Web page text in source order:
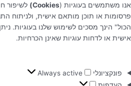
אנו משתמשים בעוגיות (Cookies)
לשיפור
פרסומות או תוכן מותאם אישית, ולניתוח
הכול" הינך מסכים לשימוש שלנו בעוגיות.
אישית או לדחות עוגיות שאינן הכרחיות.
פונקציונלי
Always active